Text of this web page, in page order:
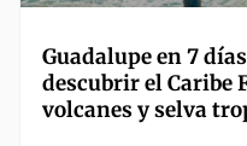
Guadalupe en 7
descubrir el Caribe
volcanes y selva